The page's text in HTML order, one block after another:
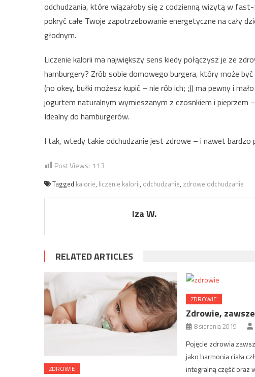
odchudzania, które wiązałoby się z codzienną wizytą w
pokryć całe Twoje zapotrzebowanie energetyczne na cały
głodnym.
Liczenie kalorii ma największy sens kiedy połączysz je ze
hamburgery? Zrób sobie domowego burgera, który może
(no okey, bułki możesz kupić – nie rób ich; ;)) ma pewny i
jogurtem naturalnym wymieszanym z czosnkiem i
Idealny do hamburgerów.
I tak, wtedy takie odchudzanie jest zdrowe – i nawet bardzo
Post Views: 113
Tagged kalorie, liczenie kalorii, odchudzanie, zdrowe odchudzanie
Iza W.
RELATED ARTICLES
ZDROWIE
ZDROWIE
Zdrowie,
8 sierpnia 2019
Pojęcie zdrowia
jako harmonia ciała
integralną część oraz